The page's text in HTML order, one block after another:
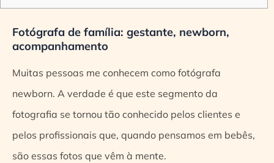
Fotógrafa de família: gestante, newborn,
acompanhamento
Muitas pessoas me conhecem como fotógrafa
newborn. A verdade é que este segmento da
fotografia se tornou tão conhecido pelos clientes e
pelos profissionais que, quando pensamos em bebês,
são essas fotos que vêm à mente.